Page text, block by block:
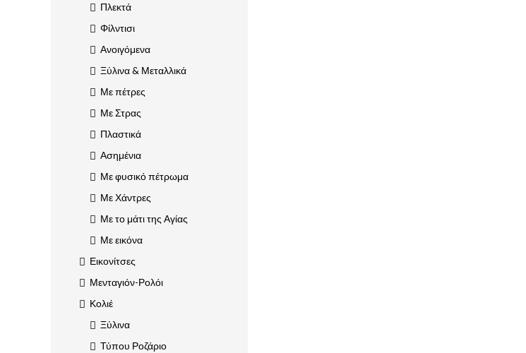
Πλεκτά
Φίλντισι
Ανοιγόμενα
Ξύλινα & Μεταλλικά
Με πέτρες
Με Στρας
Πλαστικά
Ασημένια
Με φυσικό πέτρωμα
Με Χάντρες
Με το μάτι της Αγίας
Με εικόνα
Εικονίτσες
Μενταγιόν-Ρολόι
Κολιέ
Ξύλινα
Τύπου Ροζάριο